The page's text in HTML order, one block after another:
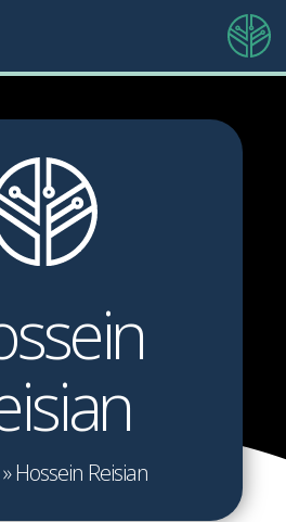
»Hossein Reisian